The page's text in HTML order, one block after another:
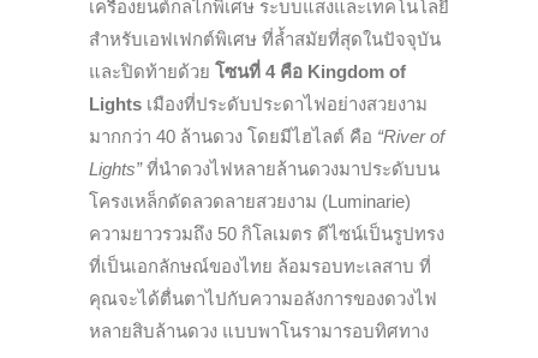
เครื่องยนต์กลไกพิเศษ ระบบแสงและเทคโนโลยี
สำหรับเอฟเฟกต์พิเศษ ที่ล้ำสมัยที่สุดในปัจจุบัน
และปิดท้ายด้วย โซนที่ 4 คือ Kingdom of
Lights เมืองที่ประดับประดาไฟอย่างสวยงาม
มากกว่า 40 ล้านดวง โดยมีไฮไลต์ คือ “River of
Lights”ที่นำดวงไฟหลายล้านดวงมาประดับบน
โครงเหล็กดัดลวดลายสวยงาม (Luminarie)
ความยาวรวมถึง 50 กิโลเมตร ดีไซน์เป็นรูปทรง
ที่เป็นเอกลักษณ์ของไทย ล้อมรอบทะเลสาบ ที่
คุณจะได้ตื่นตาไปกับความอลังการของดวงไฟ
หลายสิบล้านดวง แบบพาโนรามารอบทิศทาง